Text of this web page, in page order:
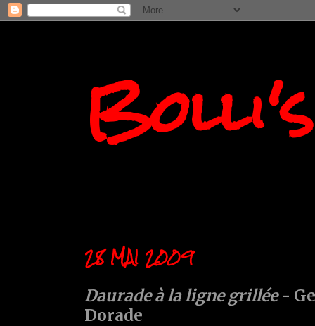
28 MAI 2009
Daurade à la ligne grillée-
Dorade